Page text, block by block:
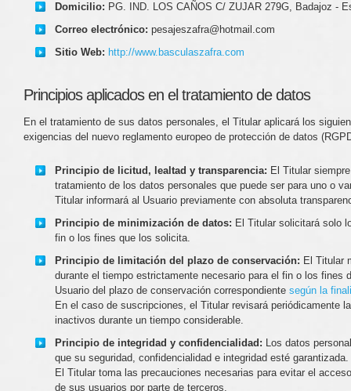
Domicilio: PG. IND. LOS CAÑOS C/ ZUJAR 279G, Badajoz -
Correo electrónico: pesajeszafra@hotmail.com
Sitio Web: http://www.basculaszafra.com
Principios aplicados en el tratamiento de datos
En el tratamiento de sus datos personales, el Titular aplicará los
exigencias del nuevo reglamento europeo de protección de datos
Principio de licitud, lealtad y transparencia: El Titular
tratamiento de los datos personales que puede ser para uno o
Titular informará al Usuario previamente con absoluta
Principio de minimización de datos: El Titular solicitará solo
fin o los fines que los solicita.
Principio de limitación del plazo de conservación: El Titular
durante el tiempo estrictamente necesario para el fin o los fines
Usuario del plazo de conservación correspondiente según la
En el caso de suscripciones, el Titular revisará periódicamente
inactivos durante un tiempo considerable.
Principio de integridad y confidencialidad: Los datos
que su seguridad, confidencialidad e integridad esté garantizada.
El Titular toma las precauciones necesarias para evitar el
de sus usuarios por parte de terceros.